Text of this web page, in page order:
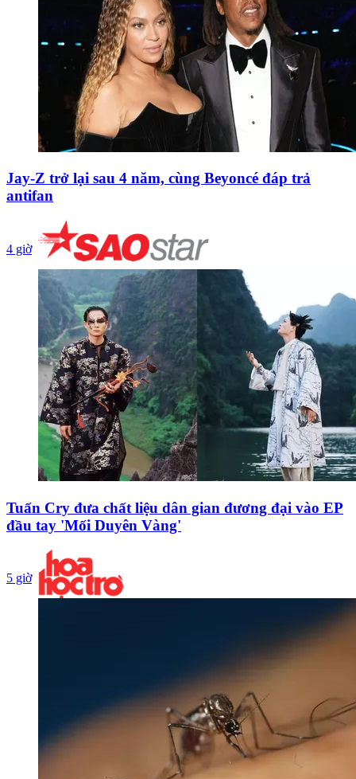
Jay-Z trở lại sau 4 năm, cùng Beyoncé đáp trả
antifan
4 giờ
Tuấn Cry đưa chất liệu dân gian đương đại vào EP
đầu tay 'Mối Duyên Vàng'
5 giờ